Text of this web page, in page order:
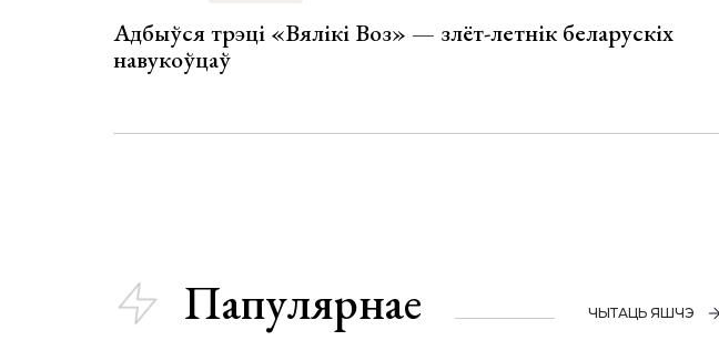
Адбыўся трэці «Вялікі Воз» — злёт-летнік беларускіх
навукоўцаў
Папулярнае ЧЫТАЦЬ ЯШЧЭ